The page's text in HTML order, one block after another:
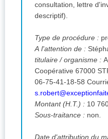
consultation, lettre
descriptif).
Type de procédure :
A l'attention de :
titulaire / organisme :
06-75-41-18-58
Montant (H.T.) : 10
Sous-traitance :non.
Date d'attribution du